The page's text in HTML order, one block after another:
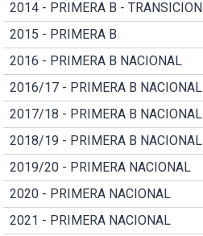
2014 - PRIMERA B - TRANSICION
2015 - PRIMERA B
2016 - PRIMERA B NACIONAL
2016/17 - PRIMERA B NACIONAL
2017/18 - PRIMERA B NACIONAL
2018/19 - PRIMERA B NACIONAL
2019/20 - PRIMERA NACIONAL
2020 - PRIMERA NACIONAL
2021 - PRIMERA NACIONAL